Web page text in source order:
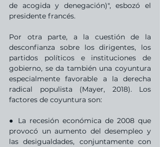
de acogida y denegación)", esbozó el
presidente francés.
Por otra parte, a la cuestión de la
desconfianza sobre los dirigentes, los
partidos políticos e instituciones de
gobierno, se da también una coyuntura
especialmente favorable a la derecha
radical populista (Mayer, 2018). Los
factores de coyuntura son:
● La recesión económica de 2008 que
provocó un aumento del desempleo y
las desigualdades, conjuntamente con